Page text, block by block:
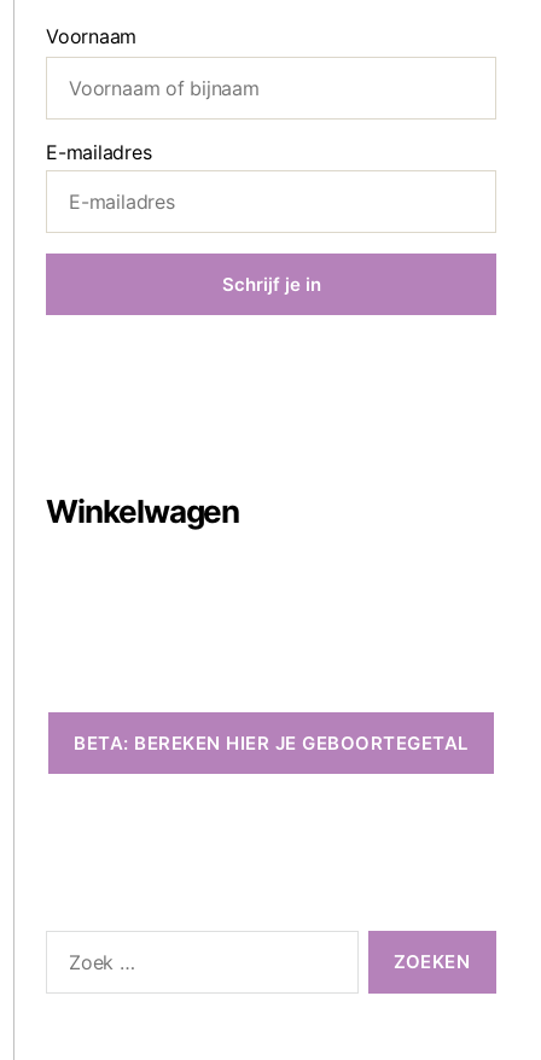
Voornaam
E-mailadres
Winkelwagen
BETA: BEREKEN HIER JE GEBOORTEGETAL
naar: